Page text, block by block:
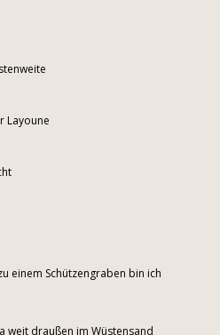
Layoune
einem Schützengraben bin ich
weit draußen im Wüstensand